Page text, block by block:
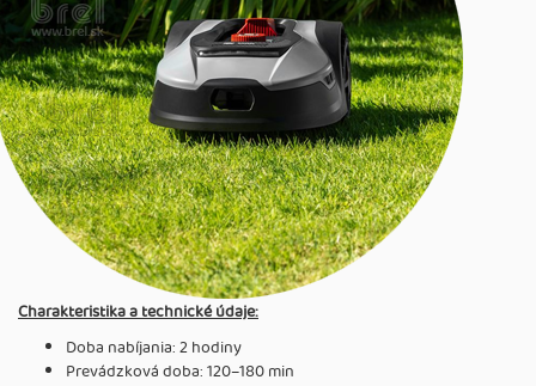
Charakteristika a technické údaje:
Doba nabíjania: 2 hodiny
Prevádzková doba: 120–180 min